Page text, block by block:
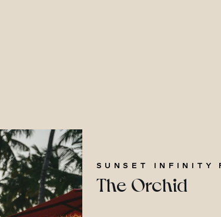
SUNSET INFINITY
The Orchid